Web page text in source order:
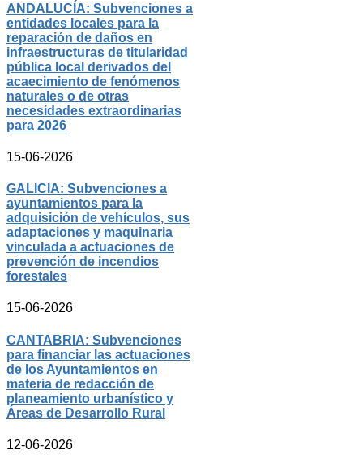
ANDALUCÍA: Subvenciones a
entidades locales para la
reparación de daños en
infraestructuras de titularidad
pública local derivados del
acaecimiento de fenómenos
naturales o de otras
necesidades extraordinarias
para 2026
15-06-2026
GALICIA: Subvenciones a
ayuntamientos para la
adquisición de vehículos, sus
adaptaciones y maquinaria
vinculada a actuaciones de
prevención de incendios
forestales
15-06-2026
CANTABRIA: Subvenciones
para financiar las actuaciones
de los Ayuntamientos en
materia de redacción de
planeamiento urbanístico y
Áreas de Desarrollo Rural
12-06-2026